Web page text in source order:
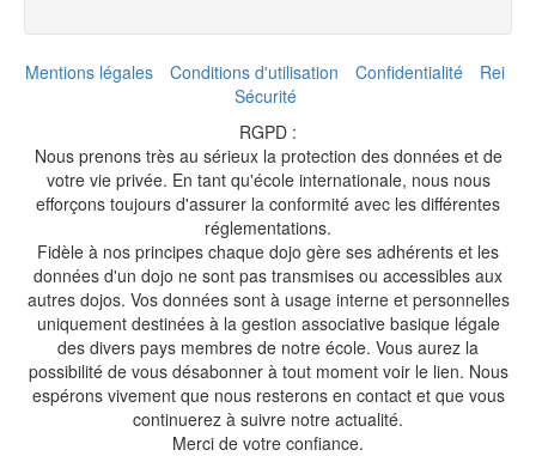
Mentions légales Conditions d'utilisation Confidentialité
Rei
Sécurité
RGPD :
Nous prenons très au sérieux la protection des données et de
votre vie privée. En tant qu'école internationale, nous nous
efforçons toujours d'assurer la conformité avec les différentes
réglementations.
Fidèle à nos principes chaque dojo gère ses adhérents et les
données d'un dojo ne sont pas transmises ou accessibles aux
autres dojos. Vos données sont à usage interne et personnelles
uniquement destinées à la gestion associative basique légale
des divers pays membres de notre école. Vous aurez la
possibilité de vous désabonner à tout moment voir le lien. Nous
espérons vivement que nous resterons en contact et que vous
continuerez à suivre notre actualité.
Merci de votre confiance.